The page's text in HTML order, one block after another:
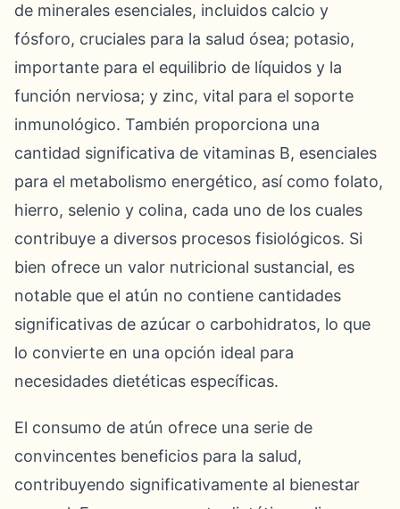
de minerales esenciales, incluidos calcio y
fósforo, cruciales para la salud ósea; potasio,
importante para el equilibrio de líquidos y la
función nerviosa; y zinc, vital para el soporte
inmunológico. También proporciona una
cantidad significativa de vitaminas B, esenciales
para el metabolismo energético, así como folato,
hierro, selenio y colina, cada uno de los cuales
contribuye a diversos procesos fisiológicos. Si
bien ofrece un valor nutricional sustancial, es
notable que el atún no contiene cantidades
significativas de azúcar o carbohidratos, lo que
lo convierte en una opción ideal para
necesidades dietéticas específicas.
El consumo de atún ofrece una serie de
convincentes beneficios para la salud,
contribuyendo significativamente al bienestar